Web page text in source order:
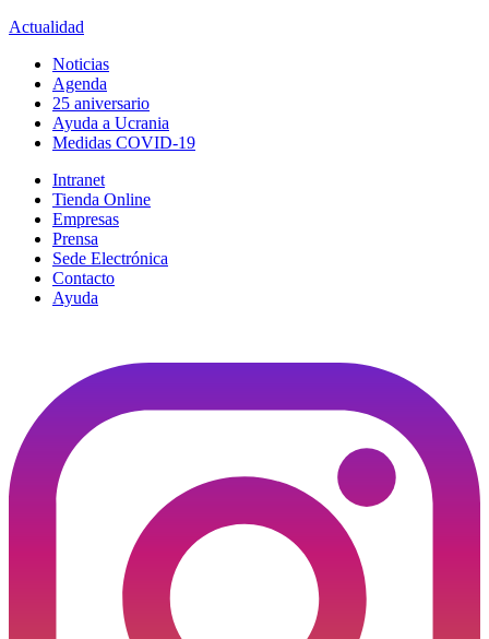
Actualidad
Noticias
Agenda
25 aniversario
Ayuda a Ucrania
Medidas COVID-19
Intranet
Tienda Online
Empresas
Prensa
Sede Electrónica
Contacto
Ayuda